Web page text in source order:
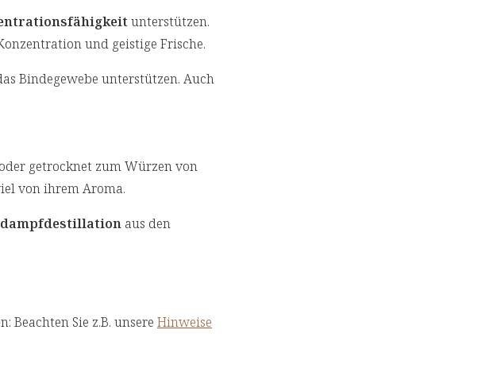
unterstützen.
und geistige Frische.
Bindegewebe unterstützen. Auch
getrocknet zum Würzen von
von ihrem Aroma.
aus den
Sie z.B. unsere Hinweise